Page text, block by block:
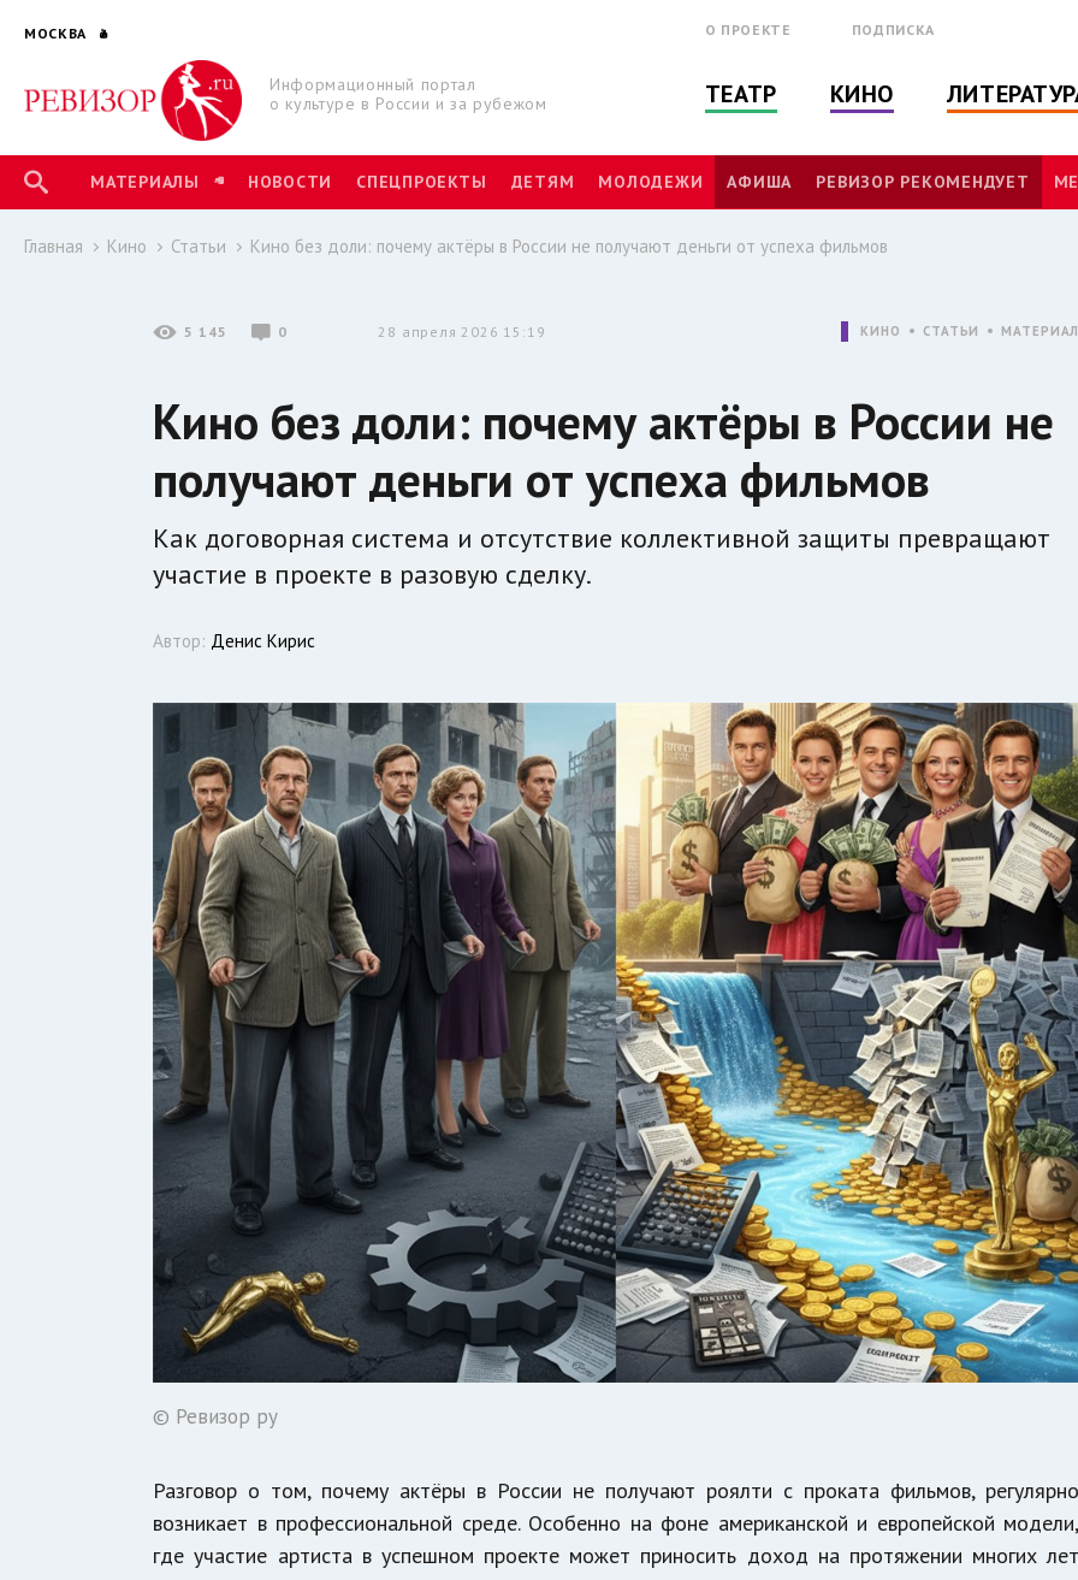
МОСКВА
Информационный портал
о культуре в России и за рубежом
О ПРОЕКТЕ ПОДПИСКА
ТЕАТР КИНО
МАТЕРИАЛЫ НОВОСТИ СПЕЦПРОЕКТЫ ДЕТЯМ МОЛОДЕЖИ АФИША РЕВИЗОР РЕКОМЕНДУЕТ
Главная Кино Статьи Кино без доли: почему актёры в России не получают деньги от успеха фильмов
5 145 0 28 апреля 2026 15:19 КИНО СТАТЬИ МАТЕРИАЛ
Кино без доли: почему актёры в России не
получают деньги от успеха фильмов
Как договорная система и отсутствие коллективной защиты превращают
участие в проекте в разовую сделку.
Автор: Денис Кирис
© Ревизор ру
Разговор о том, почему актёры в России не получают роялти с проката фильмов, регулярно
возникает в профессиональной среде. Особенно на фоне американской и европейской модели,
где участие артиста в успешном проекте может приносить доход на протяжении многих лет